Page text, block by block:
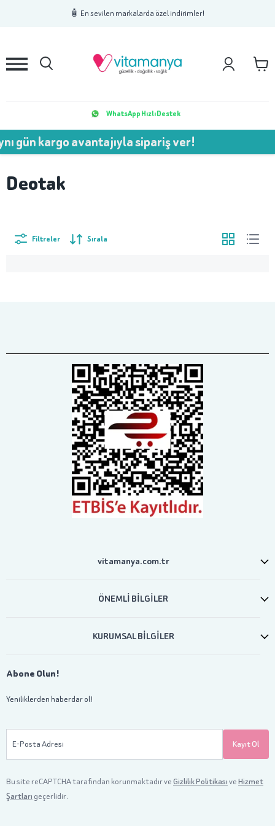
🧴 En sevilen markalarda özel indirimler!
2 3
WhatsApp Hızlı Destek
gün kargo avantajıyla sipariş ver!
Deotak
Filtreler Sırala
vitamanya.com.tr
ÖNEMLİ BİLGİLER
KURUMSAL BİLGİLER
Abone Olun!
Yeniliklerden haberdar ol!
E-Posta Adresi Kayıt Ol
Bu site reCAPTCHA tarafından korunmaktadır veGizlilik PolitikasıveHizmet
Şartları geçerlidir.